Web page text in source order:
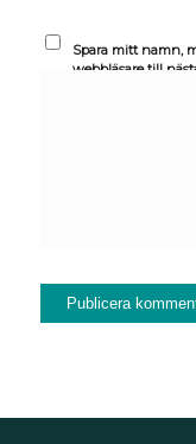
Spara mitt namn,
webbläsare till